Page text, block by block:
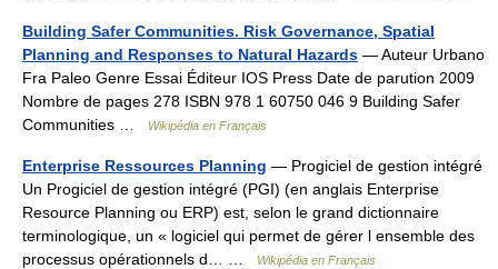
Building Safer Communities. Risk Governance, Spatial
Planning and Responses to Natural Hazards — Auteur Urbano
Fra Paleo Genre Essai Éditeur IOS Press Date de parution 2009
Nombre de pages 278 ISBN 978 1 60750 046 9 Building Safer
Communities …
Wikipédia en Français
Enterprise Ressources Planning — Progiciel de gestion intégré
Un Progiciel de gestion intégré (PGI) (en anglais Enterprise
Resource Planning ou ERP) est, selon le grand dictionnaire
terminologique, un « logiciel qui permet de gérer l ensemble des
processus opérationnels d… …
Wikipédia en Français